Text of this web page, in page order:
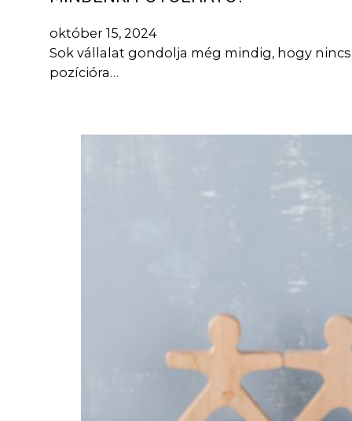
október 15, 2024
Sok vállalat gondolja még mindig, hogy
pozícióra…